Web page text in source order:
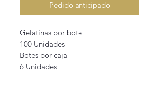
Pedido anticipado
Gelatinas por bote
100 Unidades
Botes por caja
6 Unidades